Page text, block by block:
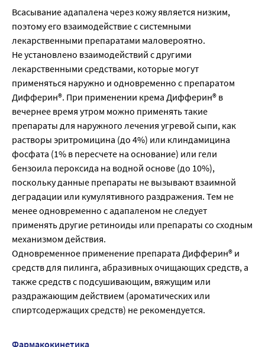
Всасывание адапалена через кожу является низким,
поэтому его взаимодействие с системными
лекарственными препаратами маловероятно.
Не установлено взаимодействий с другими
лекарственными средствами, которые могут
применяться наружно и одновременно с препаратом
Дифферин®. При применении крема Дифферин® в
вечернее время утром можно применять такие
препараты для наружного лечения угревой сыпи, как
растворы эритромицина (до 4%) или клиндамицина
фосфата (1% в пересчете на основание) или гели
бензоила пероксида на водной основе (до 10%),
поскольку данные препараты не вызывают взаимной
деградации или кумулятивного раздражения. Тем не
менее одновременно с адапаленом не следует
применять другие ретиноиды или препараты со сходным
механизмом действия.
Одновременное применение препарата Дифферин® и
средств для пилинга, абразивных очищающих средств, а
также средств с подсушивающим, вяжущим или
раздражающим действием (ароматических или
спиртсодержащих средств) не рекомендуется.
Фармакокинетика